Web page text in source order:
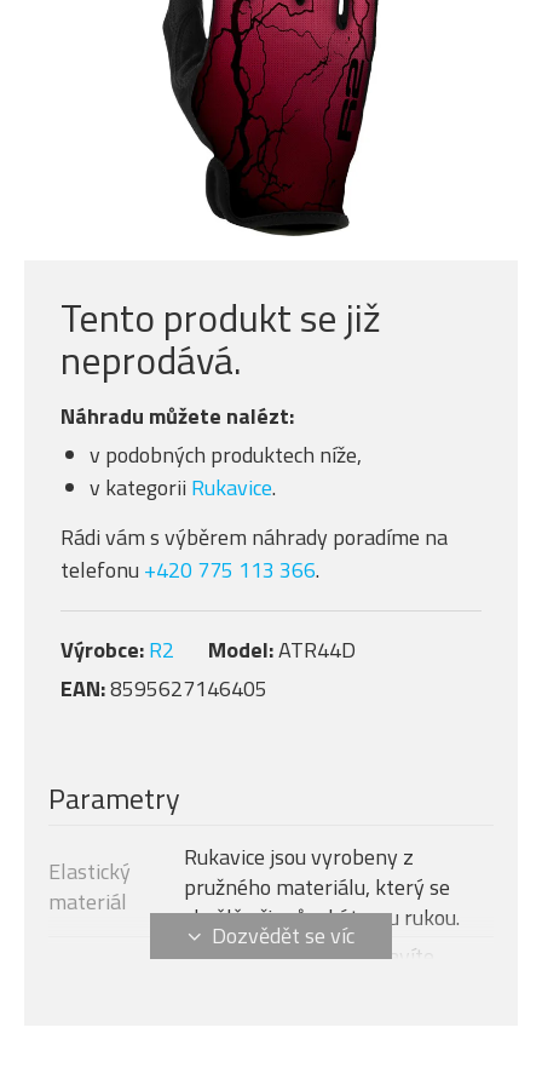
Tento produkt se již
neprodává.
Náhradu můžete nalézt:
v podobných produktech níže,
v kategorii Rukavice.
Rádi vám s výběrem náhrady poradíme na
telefonu +420 775 113 366.
Výrobce:R2 Model:ATR44D
EAN:8595627146405
Parametry
Elastický
materiál
Rukavice jsou vyrobeny z
pružného materiálu, který se
skvělě přizpůsobí tvaru rukou.
Díky polstrování se zbavíte